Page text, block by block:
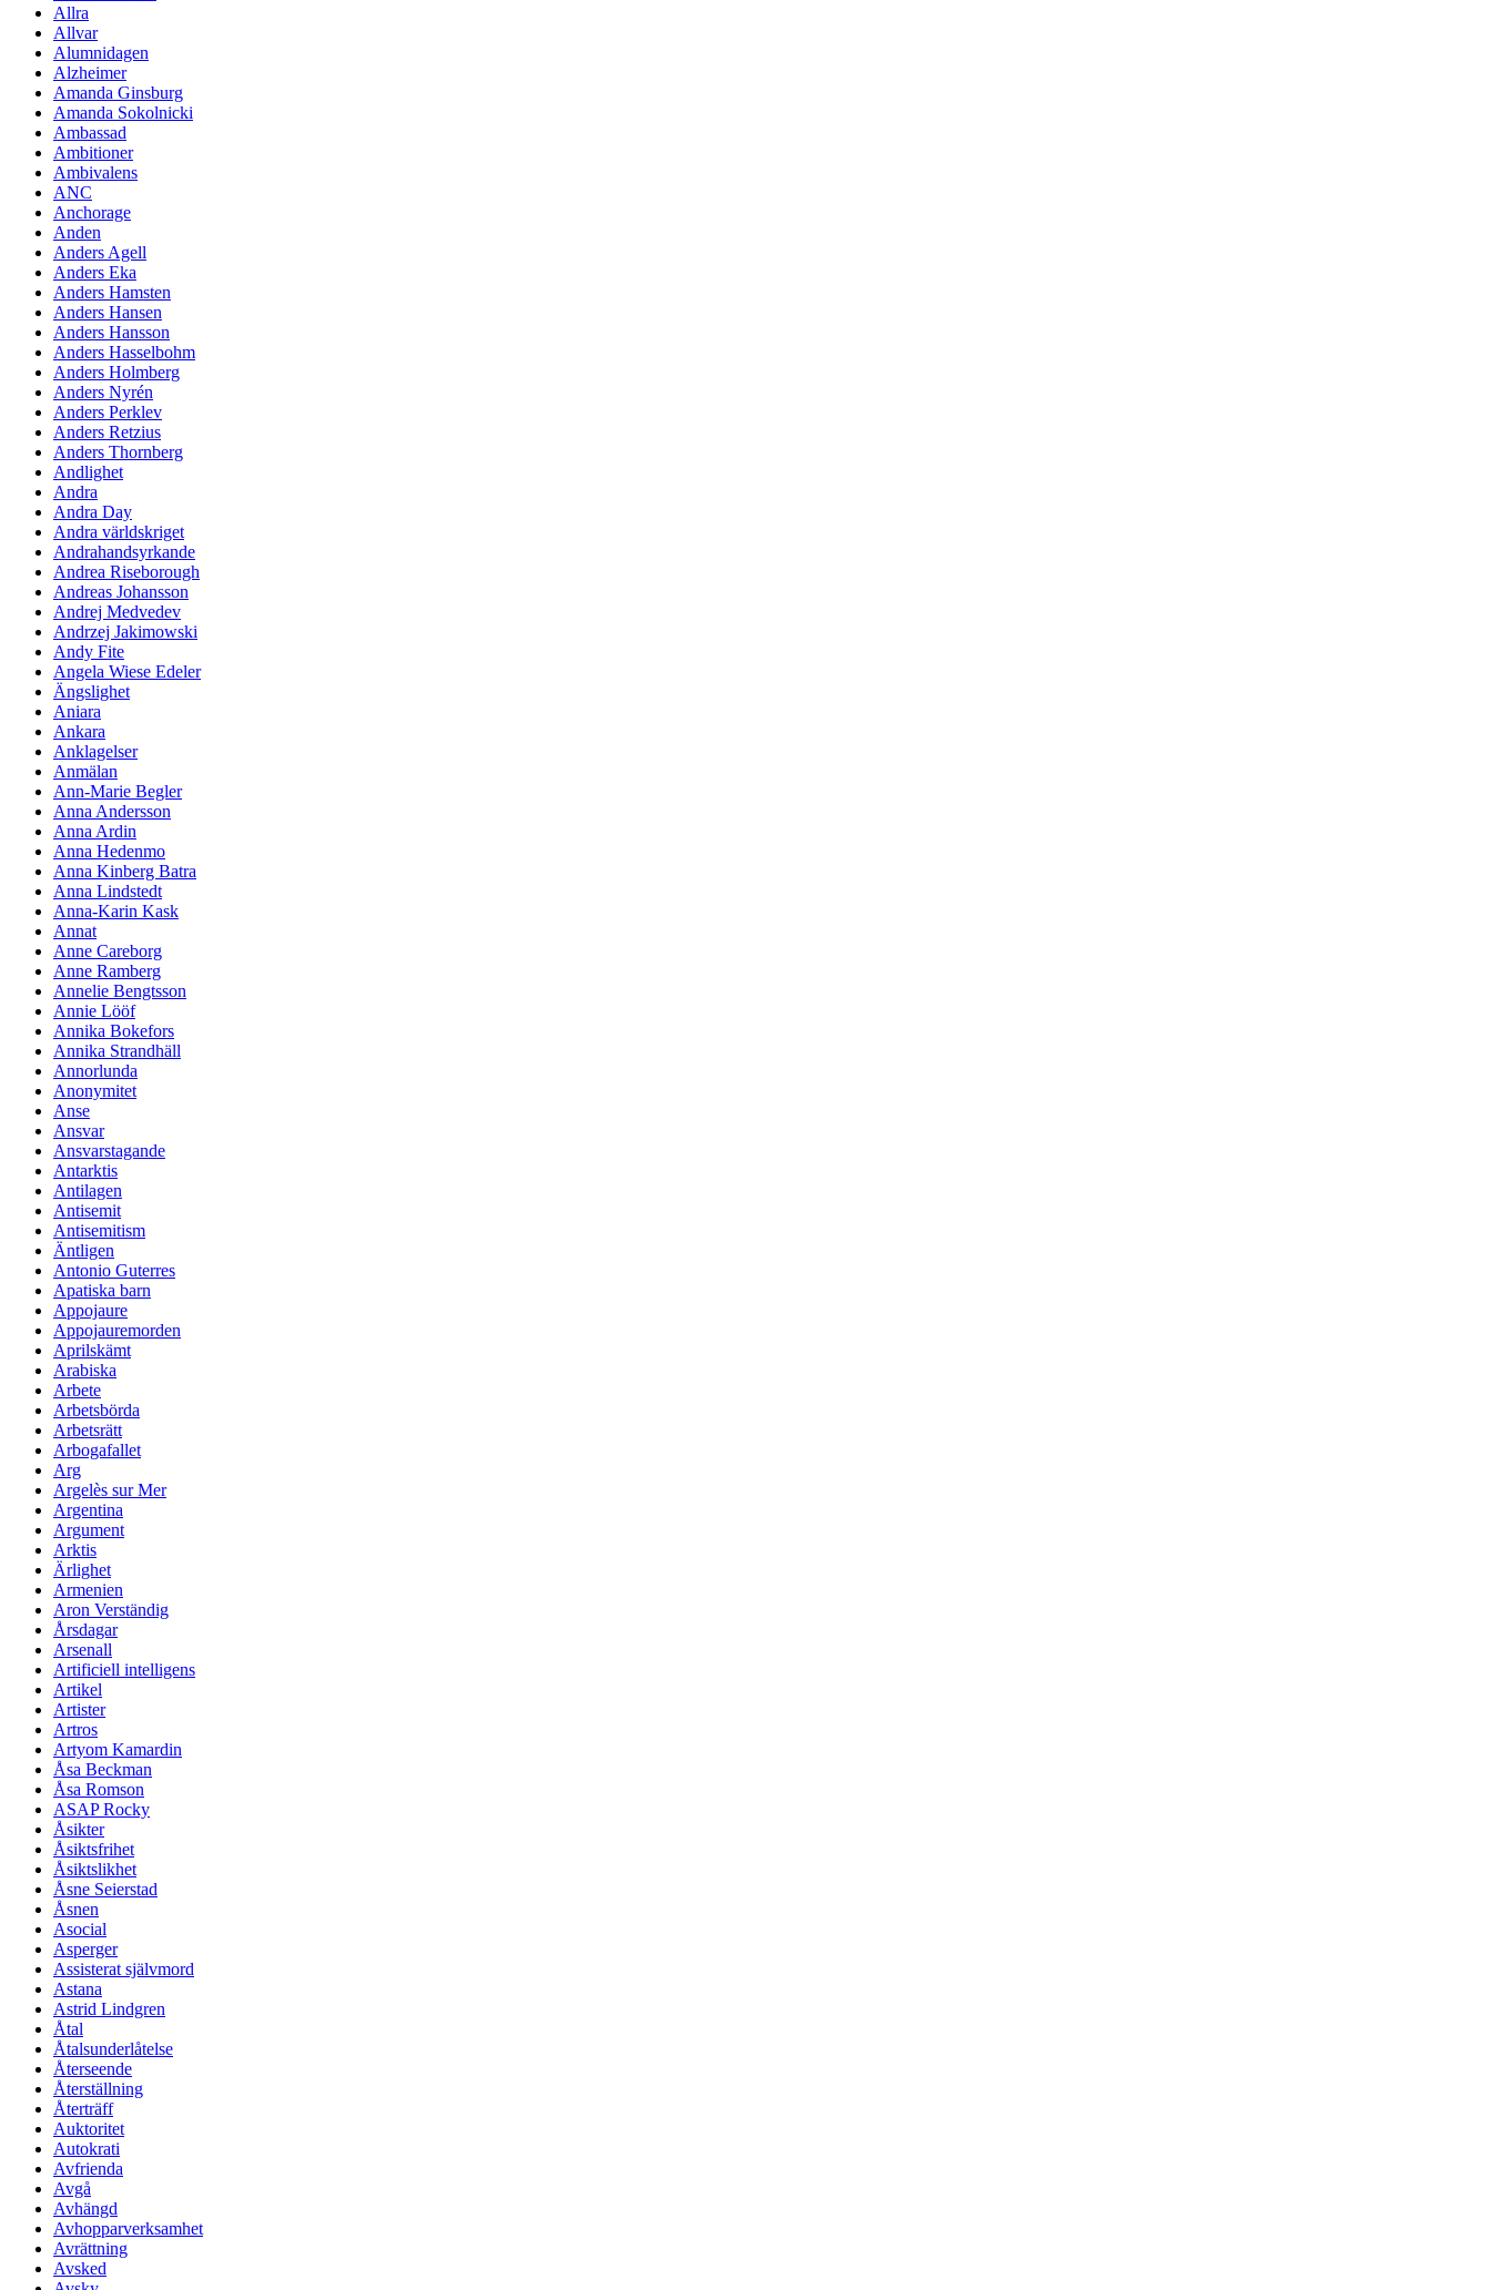
Allra
Allvar
Alumnidagen
Alzheimer
Amanda Ginsburg
Amanda Sokolnicki
Ambassad
Ambitioner
Ambivalens
ANC
Anchorage
Anden
Anders Agell
Anders Eka
Anders Hamsten
Anders Hansen
Anders Hansson
Anders Hasselbohm
Anders Holmberg
Anders Nyrén
Anders Perklev
Anders Retzius
Anders Thornberg
Andlighet
Andra
Andra Day
Andra världskriget
Andrahandsyrkande
Andrea Riseborough
Andreas Johansson
Andrej Medvedev
Andrzej Jakimowski
Andy Fite
Angela Wiese Edeler
Ängslighet
Aniara
Ankara
Anklagelser
Anmälan
Ann-Marie Begler
Anna Andersson
Anna Ardin
Anna Hedenmo
Anna Kinberg Batra
Anna Lindstedt
Anna-Karin Kask
Annat
Anne Careborg
Anne Ramberg
Annelie Bengtsson
Annie Lööf
Annika Bokefors
Annika Strandhäll
Annorlunda
Anonymitet
Anse
Ansvar
Ansvarstagande
Antarktis
Antilagen
Antisemit
Antisemitism
Äntligen
Antonio Guterres
Apatiska barn
Appojaure
Appojauremorden
Aprilskämt
Arabiska
Arbete
Arbetsbörda
Arbetsrätt
Arbogafallet
Arg
Argelès sur Mer
Argentina
Argument
Arktis
Ärlighet
Armenien
Aron Verständig
Årsdagar
Arsenall
Artificiell intelligens
Artikel
Artister
Artros
Artyom Kamardin
Åsa Beckman
Åsa Romson
ASAP Rocky
Åsikter
Åsiktsfrihet
Åsiktslikhet
Åsne Seierstad
Åsnen
Asocial
Asperger
Assisterat självmord
Astana
Astrid Lindgren
Åtal
Åtalsunderlåtelse
Återseende
Återställning
Återträff
Auktoritet
Autokrati
Avfrienda
Avgå
Avhängd
Avhopparverksamhet
Avrättning
Avsked